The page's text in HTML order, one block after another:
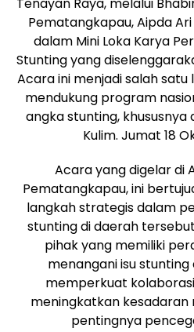
Tenayan Raya, melalui
Pematangkapau, Aipda Ari
dalam Mini Loka Karya
Stunting yang
Acara ini menjadi salah
mendukung program
angka stunting,
Kulim. Jumat 18
Acara yang digelar di
Pematangkapau, ini
langkah strategis dalam
stunting di daerah
pihak yang memiliki
menangani isu
memperkuat
meningkatkan
pentingnya